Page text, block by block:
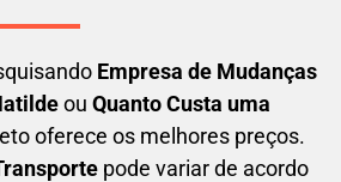
Empresa de Mudanças
ou Quanto Custa uma
oferece os melhores preços.
pode variar de acordo